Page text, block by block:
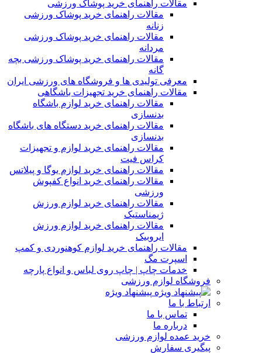
مقالات راهنمای خرید پوشاک ورزشی
مقالات راهنمای خرید پوشاک ورزشی
زنانه
مقالات راهنمای خرید پوشاک ورزشی
مردانه
مقالات راهنمای خرید پوشاک ورزشی بچه
گانه
معرفی تولیدی ها و فروشگاه های ورزشی ایران
مقالات راهنمای خرید تجهیزات باشگاهی
مقالات راهنمای خرید لوازم باشگاه
بدنسازی
مقالات راهنمای خرید دستگاه های باشگاه
بدنسازی
مقالات راهنمای خرید لوازم و تجهیزات
کراس فیت
مقالات راهنمای خرید لوازم یوگا و پیلاتس
مقالات راهنمای خرید انواع کفپوش
ورزشی
مقالات راهنمای خرید لوازم ورزش
ژیمناستیک
مقالات راهنمای خرید لوازم ورزش
ایروبیک
مقالات راهنمای خرید لوازم کوهنوردی و کمپ
اسپرت مگ
خدمات چاپ | چاپ روی لباس و انواع پارچه
فروشگاه لوازم ورزشی
پیشنهاد ویژه
ارتباط با ما
تماس با ما
درباره ما
خرید عمده لوازم ورزشی
پیگیری سفارش